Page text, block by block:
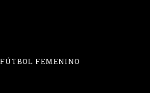
FÚTBOL FEMENINO